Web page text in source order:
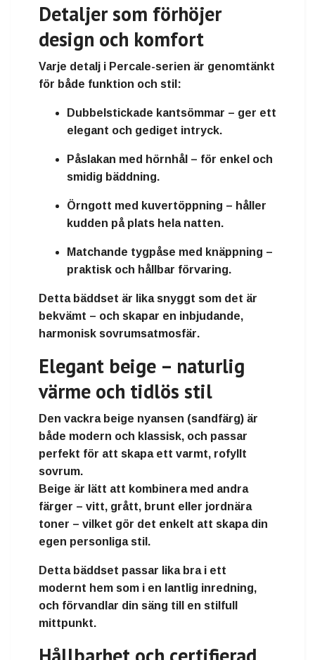
Detaljer som förhöjer
design och komfort
Varje detalj i Percale-serien är genomtänkt
för både funktion och stil:
Dubbelstickade kantsömmar – ger ett
elegant och gediget intryck.
Påslakan med hörnhål – för enkel och
smidig bäddning.
Örngott med kuvertöppning – håller
kudden på plats hela natten.
Matchande tygpåse med knäppning –
praktisk och hållbar förvaring.
Detta bäddset är lika snyggt som det är
bekvämt – och skapar en inbjudande,
harmonisk sovrumsatmosfär.
Elegant beige – naturlig
värme och tidlös stil
Den vackra beige nyansen (sandfärg) är
både modern och klassisk, och passar
perfekt för att skapa ett varmt, rofyllt
sovrum.
Beige är lätt att kombinera med andra
färger – vitt, grått, brunt eller jordnära
toner – vilket gör det enkelt att skapa din
egen personliga stil.
Detta bäddset passar lika bra i ett
modernt hem som i en lantlig inredning,
och förvandlar din säng till en stilfull
mittpunkt.